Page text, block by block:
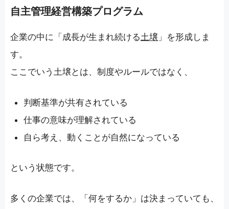
自主管理経営構築プログラム
企業の中に「成長が生まれ続ける土壌 」を形成しま
す。
ここでいう土壌とは、制度やルールではなく、
判断基準が共有されている
仕事の意味が理解されている
自ら考え、動くことが自然になっている
という状態です。
多くの企業では、「何をするか」は決まっていても、